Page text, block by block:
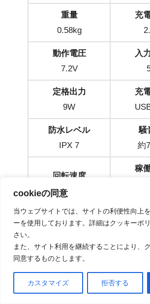
cookieの同意
当ウェブサイトでは、サイトの利便性向上
ーを使用しております。詳細はクッキーポ
さい。
また、サイト利用を継続することにより、
同意するものとします。
カスタマイズ 拒否する
重量
0.58kg
充
動作電圧
7.2V
入
定格出力
9W
充
防水レベル
IPX 7
騒
約
回転速度
通常：250rpm
パワフル：500rpm
稼
2,000mAh